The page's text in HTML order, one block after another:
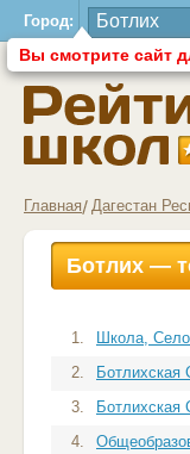
Город:
Вы смотрите сайт
Главная Дагестан
Ботлих —
1.
Школа,
2.
3.
4.